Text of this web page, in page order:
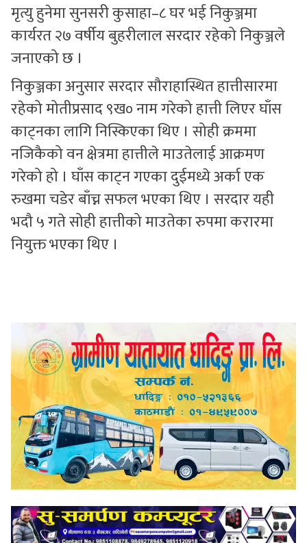
मृत्यु हुनेमा सुनसरी कुसाहा–८ घर भई निकुञ्जमा
कार्यरत २७ वर्षीय बुहरीलाल सरदार रहेको निकुञ्जले
जनाएको छ ।
निकुञ्जका अनुसार सरदार सौराहास्थित हात्तीसारमा
रहेको मोतीप्रसाद ९ख० नाम गरेको हात्ती लिएर घाँस
काट्नका लागि निस्किएका थिए । सोही क्रममा
नजिकैको वन क्षेत्रमा हात्तीले माउतेलाई आक्रमण
गरेको हो । घाँस काट्न गएका दुईमध्ये अर्का एक
रुखमा चडेर बाँच्न सफल भएका थिए । सरदार यही
भदौ ५ गते सोही हात्तीको माउतेका रुपमा करारमा
नियुक्त भएका थिए ।